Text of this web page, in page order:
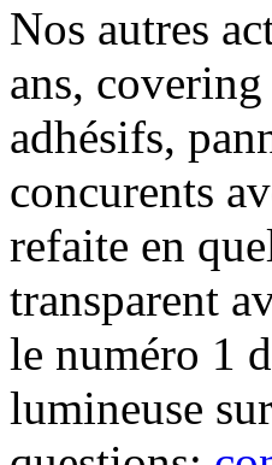
Nos autres
ans,
adhésifs,
concurents
refaite en
transparent
le numéro 1
lumineuse